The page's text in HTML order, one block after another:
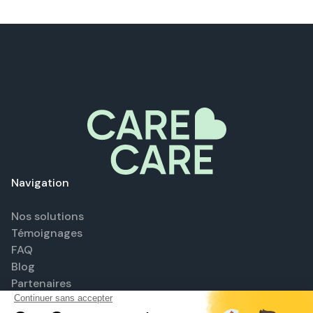
Navigation
Nos solutions
Témoignages
FAQ
Blog
Partenaires